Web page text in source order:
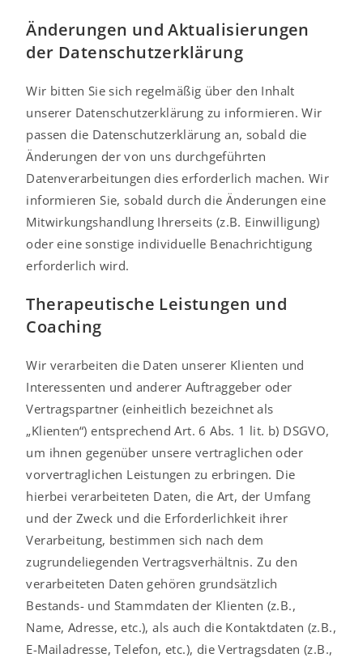
Änderungen und Aktualisierungen
der Datenschutzerklärung
Wir bitten Sie sich regelmäßig über den Inhalt
unserer Datenschutzerklärung zu informieren. Wir
passen die Datenschutzerklärung an, sobald die
Änderungen der von uns durchgeführten
Datenverarbeitungen dies erforderlich machen. Wir
informieren Sie, sobald durch die Änderungen eine
Mitwirkungshandlung Ihrerseits (z.B. Einwilligung)
oder eine sonstige individuelle Benachrichtigung
erforderlich wird.
Therapeutische Leistungen und
Coaching
Wir verarbeiten die Daten unserer Klienten und
Interessenten und anderer Auftraggeber oder
Vertragspartner (einheitlich bezeichnet als
„Klienten“) entsprechend Art. 6 Abs. 1 lit. b) DSGVO,
um ihnen gegenüber unsere vertraglichen oder
vorvertraglichen Leistungen zu erbringen. Die
hierbei verarbeiteten Daten, die Art, der Umfang
und der Zweck und die Erforderlichkeit ihrer
Verarbeitung, bestimmen sich nach dem
zugrundeliegenden Vertragsverhältnis. Zu den
verarbeiteten Daten gehören grundsätzlich
Bestands- und Stammdaten der Klienten (z.B.,
Name, Adresse, etc.), als auch die Kontaktdaten (z.B.,
E-Mailadresse, Telefon, etc.), die Vertragsdaten (z.B.,